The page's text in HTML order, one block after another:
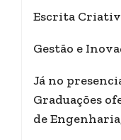
Escrita
Gestão e
Já no
Graduações
de